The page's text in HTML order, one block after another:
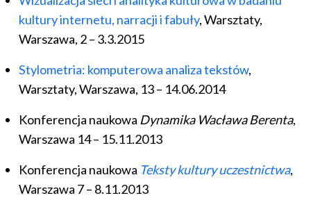
kultury internetu, narracji i fabuły, Warsztaty,
Warszawa, 2 – 3.3.2015
Stylometria: komputerowa analiza tekstów,
Warsztaty, Warszawa, 13 – 14.06.2014
Konferencja naukowa Dynamika Wacława Berenta,
Warszawa 14 – 15.11.2013
Konferencja naukowa Teksty kultury uczestnictwa,
Warszawa 7 – 8.11.2013